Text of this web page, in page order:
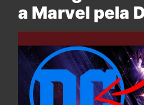
a Marvel pela